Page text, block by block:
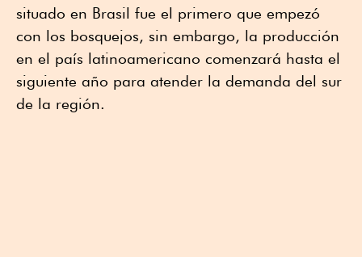
situado en Brasil fue el primero que empezó
con los bosquejos, sin embargo, la producción
en el país latinoamericano comenzará hasta el
siguiente año para atender la demanda del sur
de la región.